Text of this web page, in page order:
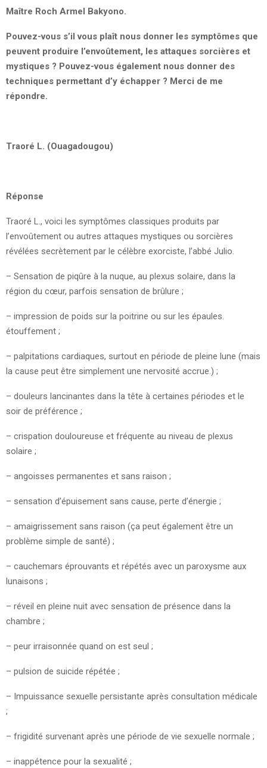
Maître Roch Armel Bakyono.
Pouvez-vous s’il vous plaît nous donner les symptômes que
peuvent produire l’envoûtement, les attaques sorcières et
mystiques ? Pouvez-vous également nous donner des
techniques permettant d’y échapper ? Merci de me
répondre.
Traoré L. (Ouagadougou)
Réponse
Traoré L., voici les symptômes classiques produits par
l’envoûtement ou autres attaques mystiques ou sorcières
révélées secrètement par le célèbre exorciste, l’abbé Julio.
– Sensation de piqûre à la nuque, au plexus solaire, dans la
région du cœur, parfois sensation de brûlure ;
– impression de poids sur la poitrine ou sur les épaules.
étouffement ;
– palpitations cardiaques, surtout en période de pleine lune (mais
la cause peut être simplement une nervosité accrue.) ;
– douleurs lancinantes dans la tête à certaines périodes et le
soir de préférence ;
– crispation douloureuse et fréquente au niveau de plexus
solaire ;
– angoisses permanentes et sans raison ;
– sensation d’épuisement sans cause, perte d’énergie ;
– amaigrissement sans raison (ça peut également être un
problème simple de santé) ;
– cauchemars éprouvants et répétés avec un paroxysme aux
lunaisons ;
– réveil en pleine nuit avec sensation de présence dans la
chambre ;
– peur irraisonnée quand on est seul ;
– pulsion de suicide répétée ;
– Impuissance sexuelle persistante après consultation médicale
;
– frigidité survenant après une période de vie sexuelle normale ;
– inappétence pour la sexualité ;